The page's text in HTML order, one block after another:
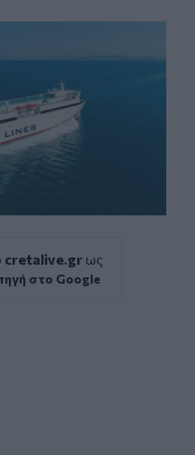
cretalive.gr ως
στο Google